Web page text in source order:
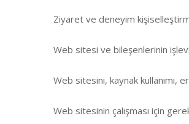
Ziyaret ve deneyim
Web sitesi ve bileşenlerinin
Web sitesini, kaynak kullanımı,
Web sitesinin çalışması için